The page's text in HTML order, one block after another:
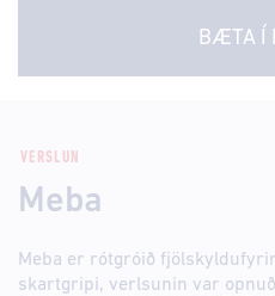
BÆTA Í
VERSLUN
Meba
Meba er rótgróið
skartgripi, verlsunin var